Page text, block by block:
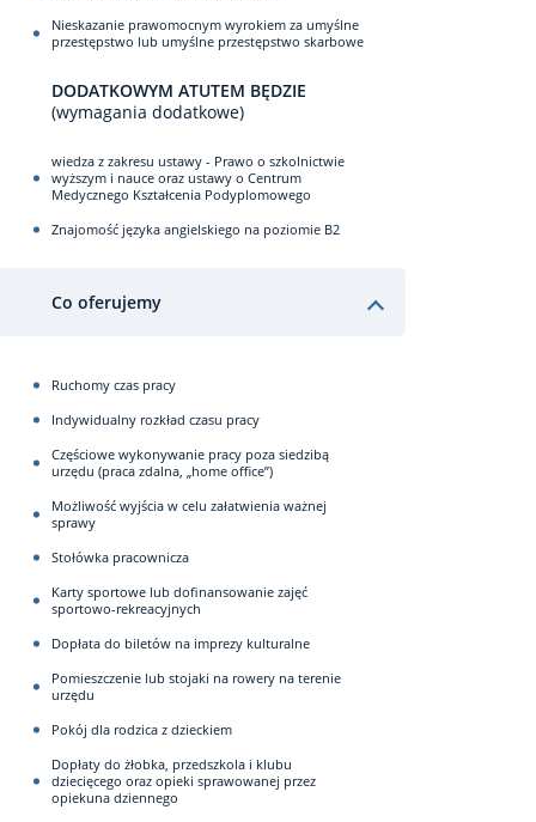
Nieskazanie prawomocnym wyrokiem za umyślne
przestępstwo lub umyślne przestępstwo skarbowe
DODATKOWYM ATUTEM BĘDZIE
(wymagania dodatkowe)
wiedza z zakresu ustawy - Prawo o szkolnictwie
wyższym i nauce oraz ustawy o Centrum
Medycznego Kształcenia Podyplomowego
Znajomość języka angielskiego na poziomie B2
Co oferujemy
Ruchomy czas pracy
Indywidualny rozkład czasu pracy
Częściowe wykonywanie pracy poza siedzibą
urzędu (praca zdalna, „home office”)
Możliwość wyjścia w celu załatwienia ważnej
sprawy
Stołówka pracownicza
Karty sportowe lub dofinansowanie zajęć
sportowo-rekreacyjnych
Dopłata do biletów na imprezy kulturalne
Pomieszczenie lub stojaki na rowery na terenie
urzędu
Pokój dla rodzica z dzieckiem
Dopłaty do żłobka, przedszkola i klubu
dziecięcego oraz opieki sprawowanej przez
opiekuna dziennego